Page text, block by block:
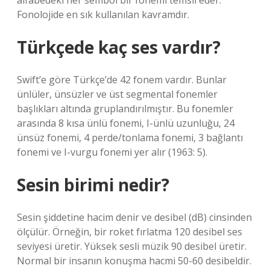
Fonolojide en sık kullanılan kavramdır.
Türkçede kaç ses vardır?
Swift’e göre Türkçe’de 42 fonem vardır. Bunlar
ünlüler, ünsüzler ve üst segmental fonemler
başlıkları altında gruplandırılmıştır. Bu fonemler
arasında 8 kısa ünlü fonemi, I-ünlü uzunluğu, 24
ünsüz fonemi, 4 perde/tonlama fonemi, 3 bağlantı
fonemi ve I-vurgu fonemi yer alır (1963: 5).
Sesin birimi nedir?
Sesin şiddetine hacim denir ve desibel (dB) cinsinden
ölçülür. Örneğin, bir roket fırlatma 120 desibel ses
seviyesi üretir. Yüksek sesli müzik 90 desibel üretir.
Normal bir insanın konuşma hacmi 50-60 desibeldir.